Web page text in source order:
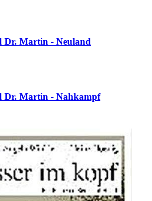
Dr. Martin - Neuland
Dr. Martin - Nahkampf